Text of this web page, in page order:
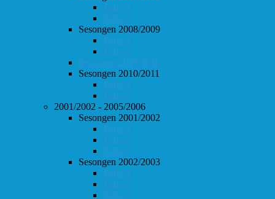
Follo 1
Follo 2
Sesongen 2008/2009
Follo 1
Follo 2
Sesongen 2009/2010
Sesongen 2010/2011
Follo 1
Follo 2
2001/2002 - 2005/2006
Sesongen 2001/2002
Follo 1
Follo 2
Follo 3
Sesongen 2002/2003
Follo 1
Follo 2
Follo 3